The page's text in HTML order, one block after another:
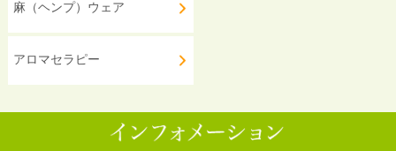
麻（ヘンプ）ウェア
アロマセラピー